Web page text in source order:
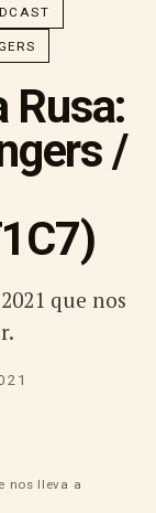
Rusa:
/
que nos
nos lleva a